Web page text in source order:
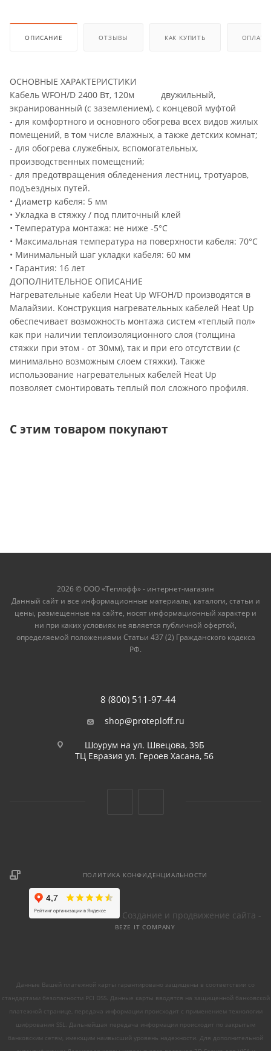
ОПИСАНИЕ ОТЗЫВЫ КАК КУПИТЬ ОПЛАТА
ОСНОВНЫЕ ХАРАКТЕРИСТИКИ
Кабель WFOH/D 2400 Вт, 120м двужильный,
экранированный (с заземлением), с концевой муфтой
- для комфортного и основного обогрева всех видов жилых
помещений, в том числе влажных, а также детских комнат;
- для обогрева служебных, вспомогательных,
производственных помещений;
- для предотвращения обледенения лестниц, тротуаров,
подъездных путей.
• Диаметр кабеля: 5 мм
• Укладка в стяжку / под плиточный клей
• Температура монтажа: не ниже -5°С
• Максимальная температура на поверхности кабеля: 70°C
• Минимальный шаг укладки кабеля: 60 мм
• Гарантия: 16 лет
ДОПОЛНИТЕЛЬНОЕ ОПИСАНИЕ
Нагревательные кабели Heat Up WFOH/D производятся в
Малайзии. Конструкция нагревательных кабелей Heat Up
обеспечивает возможность монтажа систем «теплый пол»
как при наличии теплоизоляционного слоя (толщина
стяжки при этом - от 30мм), так и при его отсутствии (с
минимально возможным слоем стяжки). Также
использование нагревательных кабелей Heat Up
позволяет смонтировать теплый пол сложного профиля.
С этим товаром покупают
2026 © ООО «Теплофф» - интернет-магазин
Данный сайт и все информационные материалы, каталоги, статьи и
цены, размещенные на сайте, носят информационный характер и
ни при каких условиях не является публичной офертой,
определяемой положениями Статьи 437 (2) Гражданского кодекса
РФ.
8 (800) 511-97-44
shop@proteploff.ru
Шоурум на ул. Швецова, 39Б
ТЦ Евразия ул. Героев Хасана, 56
ПОЛИТИКА КОНФИДЕНЦИАЛЬНОСТИ
Создание и продвижение сайта -
BEZE IT COMPANY
Данные Вашей платежной карты гарантировано защищены в соответствии со
стандартами безопасности PCI DSS. Данные карты вводятся на защищенной банковской
платежной странице, передача информации происходит с применением технологии
шифрования SSL. Дальнейшая передача информации происходит по закрытым
банковским сетям, имеющим наивысший уровень надежности. Для дополнительной